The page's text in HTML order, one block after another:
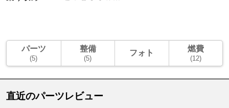
パーツ
(5)
整備
(5)
フォト 燃費
(12)
直近のパーツレビュー